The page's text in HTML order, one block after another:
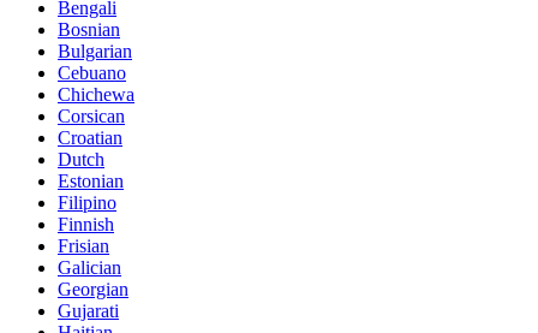
Bengali
Bosnian
Bulgarian
Cebuano
Chichewa
Corsican
Croatian
Dutch
Estonian
Filipino
Finnish
Frisian
Galician
Georgian
Gujarati